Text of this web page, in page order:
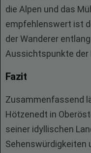
die Alpen und das
empfehlenswert ist
der Wanderer
Aussichtspunkte der
Fazit
Zusammenfassend
Hötzenedt in
seiner idyllischen
Sehenswürdigkeiten